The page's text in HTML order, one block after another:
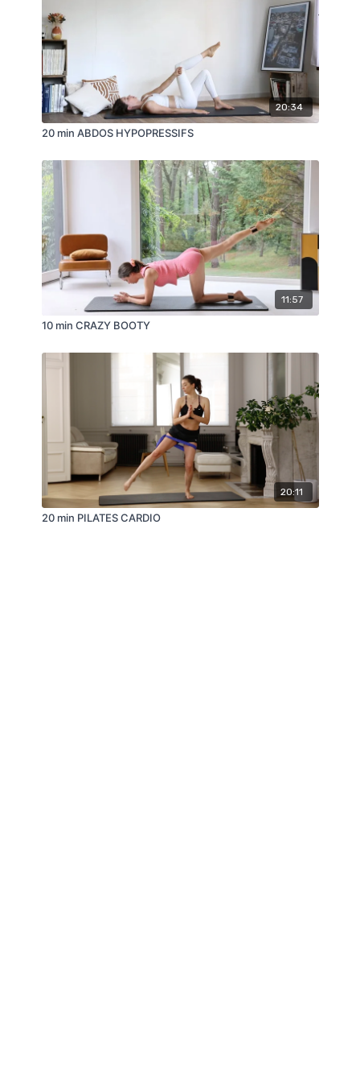
20:34
20 min ABDOS HYPOPRESSIFS
11:57
10 min CRAZY BOOTY
20:11
20 min PILATES CARDIO